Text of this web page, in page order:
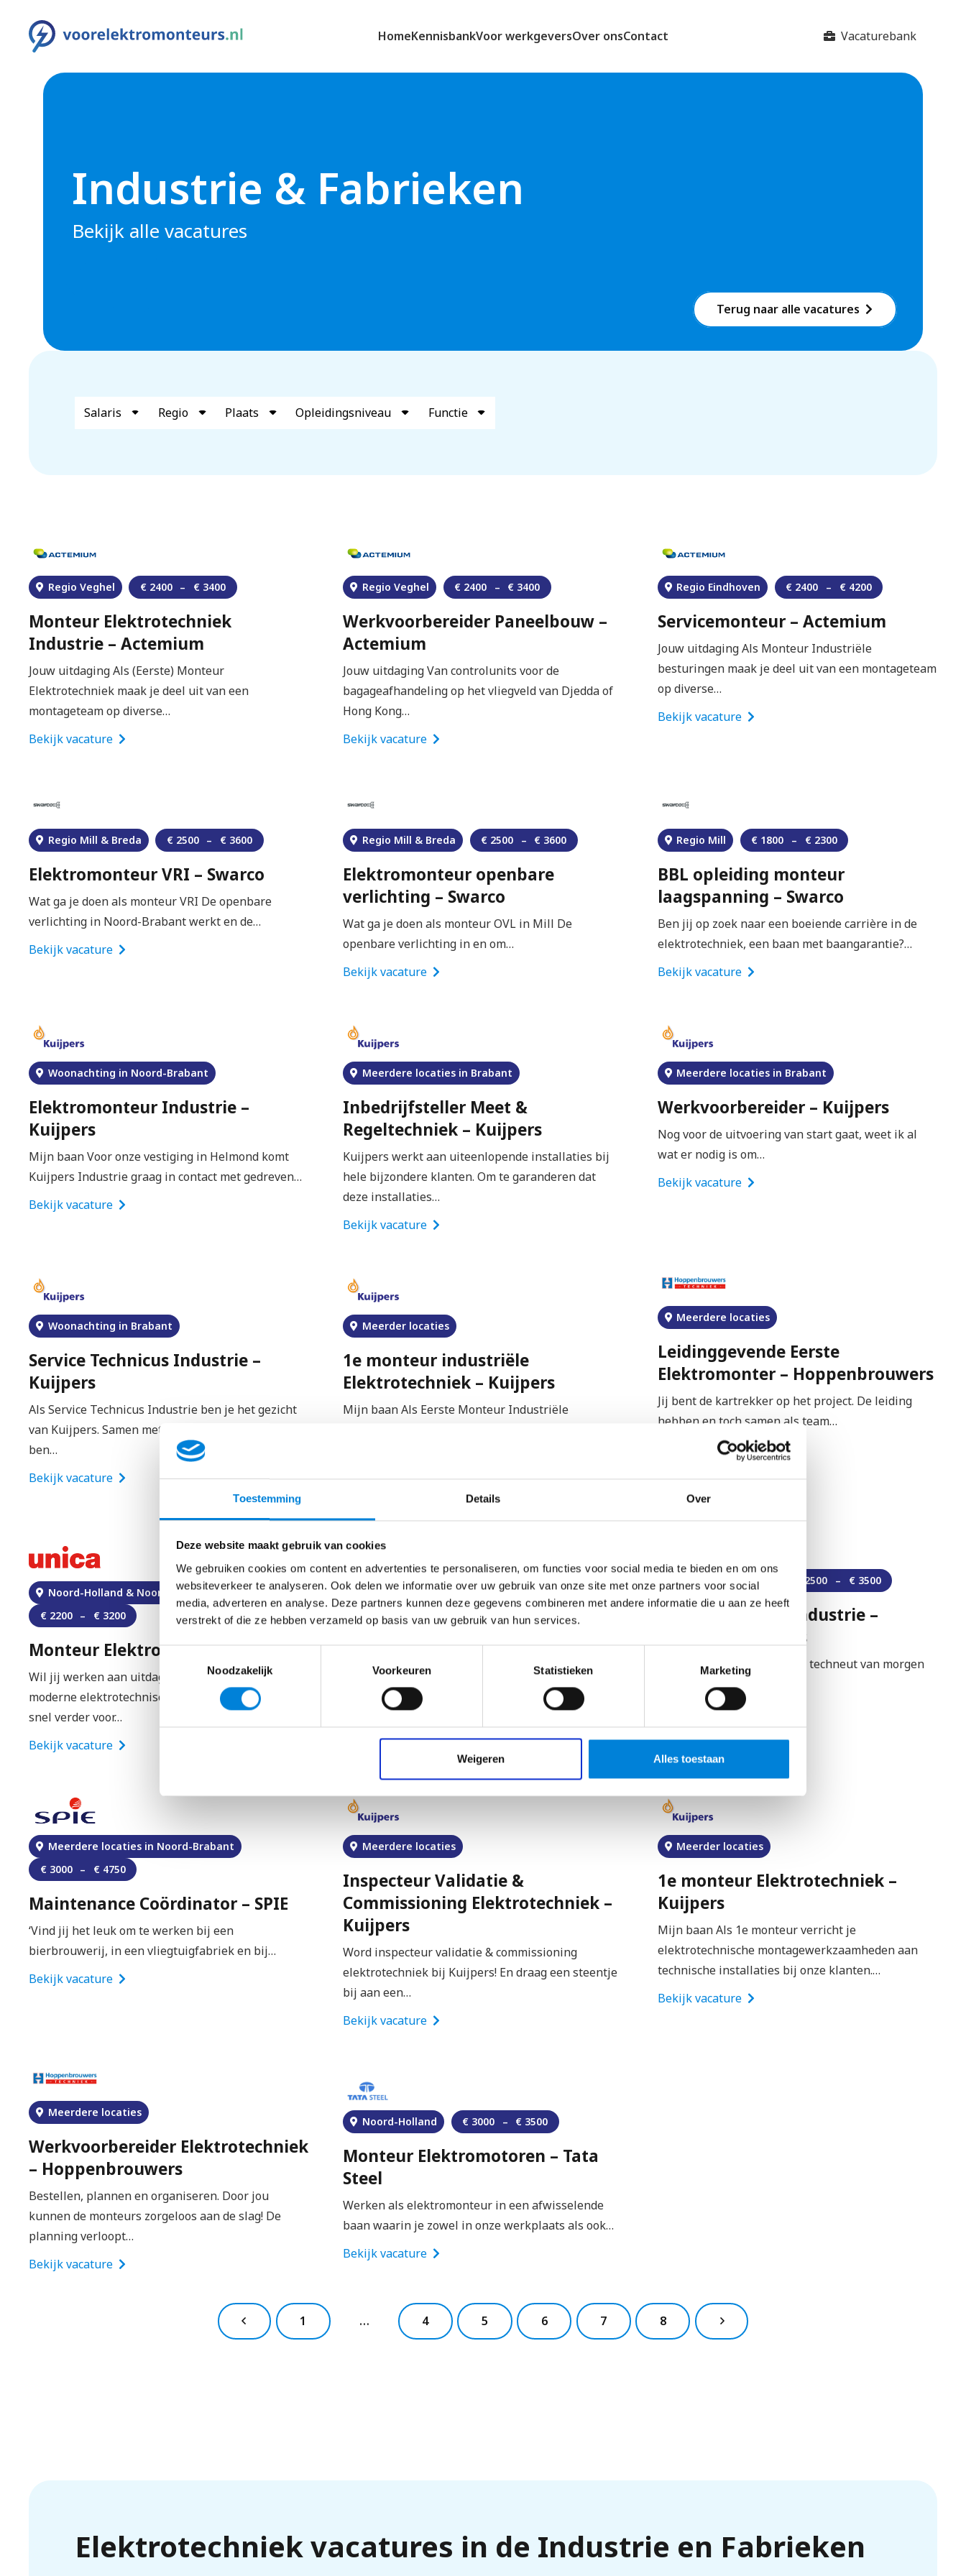
Toestemming Details Over
Deze website maakt gebruik van cookies
We gebruiken cookies om content en advertenties te personaliseren, om functies voor social media te bieden en om ons
websiteverkeer te analyseren. Ook delen we informatie over uw gebruik van onze site met onze partners voor social
media, adverteren en analyse. Deze partners kunnen deze gegevens combineren met andere informatie die u aan ze heeft
verstrekt of die ze hebben verzameld op basis van uw gebruik van hun services.
Toestemmingsselectie
Noodzakelijk
Voorkeuren Statistieken Marketing
Weigeren Alles toestaan
HomeKennisbankVoor werkgeversOver onsContact Vacaturebank
Industrie & Fabrieken
Bekijk alle vacatures
Terug naar alle vacatures
Salaris Regio Plaats Opleidingsniveau Functie
Regio Veghel € 2400 – € 3400
Monteur Elektrotechniek
Industrie – Actemium
Jouw uitdaging Als (Eerste) Monteur
Elektrotechniek maak je deel uit van een
montageteam op diverse…
Bekijk vacature
Regio Veghel € 2400 – € 3400
Werkvoorbereider Paneelbouw –
Actemium
Jouw uitdaging Van controlunits voor de
bagageafhandeling op het vliegveld van Djedda of
Hong Kong…
Bekijk vacature
Regio Eindhoven € 2400 – € 4200
Servicemonteur – Actemium
Jouw uitdaging Als Monteur Industriële
besturingen maak je deel uit van een montageteam
op diverse…
Bekijk vacature
Regio Mill & Breda € 2500 – € 3600
Elektromonteur VRI – Swarco
Wat ga je doen als monteur VRI De openbare
verlichting in Noord-Brabant werkt en de…
Bekijk vacature
Regio Mill & Breda € 2500 – € 3600
Elektromonteur openbare
verlichting – Swarco
Wat ga je doen als monteur OVL in Mill De
openbare verlichting in en om…
Bekijk vacature
Regio Mill € 1800 – € 2300
BBL opleiding monteur
laagspanning – Swarco
Ben jij op zoek naar een boeiende carrière in de
elektrotechniek, een baan met baangarantie?…
Bekijk vacature
Woonachting in Noord-Brabant
Elektromonteur Industrie –
Kuijpers
Mijn baan Voor onze vestiging in Helmond komt
Kuijpers Industrie graag in contact met gedreven…
Bekijk vacature
Meerdere locaties in Brabant
Inbedrijfsteller Meet &
Regeltechniek – Kuijpers
Kuijpers werkt aan uiteenlopende installaties bij
hele bijzondere klanten. Om te garanderen dat
deze installaties…
Bekijk vacature
Meerdere locaties in Brabant
Werkvoorbereider – Kuijpers
Nog voor de uitvoering van start gaat, weet ik al
wat er nodig is om…
Bekijk vacature
Woonachting in Brabant
Service Technicus Industrie –
Kuijpers
Als Service Technicus Industrie ben je het gezicht
van Kuijpers. Samen met mijn service-collega’s
ben…
Bekijk vacature
Meerder locaties
1e monteur industriële
Elektrotechniek – Kuijpers
Mijn baan Als Eerste Monteur Industriële
Meerdere locaties
Leidinggevende Eerste
Elektromonter – Hoppenbrouwers
Jij bent de kartrekker op het project. De leiding
hebben en toch samen als team…
Bekijk vacature
Noord-Holland & Noord-Brabant
€ 2200 – € 3200
Monteur Elektrotechniek – Unica
Wil jij werken aan uitdagende projecten met
moderne elektrotechnische installaties? Kijk dan
snel verder voor…
Bekijk vacature
Gelderland € 3500 – €4500
Werkvoorbereider Elektrotechniek
– Unica
Het verschil maken als Werkvoorbereider
Elektrotechniek op uitdagende en dynamische
Bekijk vacature
Meerdere locaties 2500 – € 3500
Elektromonteur Industrie –
Croonwolter&Dros
Hoe zorg jij ervoor dat je dé techneut van morgen
bent? Werk jij om jezelf…
Bekijk vacature
Meerdere locaties in Noord-Brabant
€ 3000 – € 4750
Maintenance Coördinator – SPIE
‘Vind jij het leuk om te werken bij een
bierbrouwerij, in een vliegtuigfabriek en bij…
Bekijk vacature
Meerdere locaties
Inspecteur Validatie &
Commissioning Elektrotechniek –
Kuijpers
Word inspecteur validatie & commissioning
elektrotechniek bij Kuijpers! En draag een steentje
bij aan een…
Bekijk vacature
Meerder locaties
1e monteur Elektrotechniek –
Kuijpers
Mijn baan Als 1e monteur verricht je
elektrotechnische montagewerkzaamheden aan
technische installaties bij onze klanten.…
Bekijk vacature
Meerdere locaties
Werkvoorbereider Elektrotechniek
– Hoppenbrouwers
Bestellen, plannen en organiseren. Door jou
kunnen de monteurs zorgeloos aan de slag! De
planning verloopt…
Bekijk vacature
Noord-Holland € 3000 – € 3500
Monteur Elektromotoren – Tata
Steel
Werken als elektromonteur in een afwisselende
baan waarin je zowel in onze werkplaats als ook…
Bekijk vacature
1 … 4 5 6 7 8
Elektrotechniek vacatures in de Industrie en Fabrieken